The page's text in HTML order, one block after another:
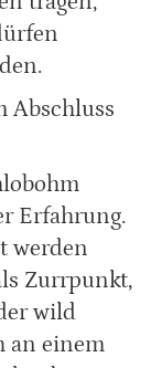
Abschluss
Erfahrung.
werden
Zurrpunkt,
wild
an einem